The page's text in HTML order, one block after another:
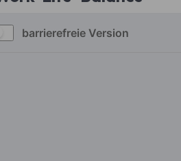
barrierefreie Version